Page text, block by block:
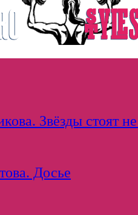
Звёзды стоят
Досье